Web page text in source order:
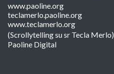
www.paoline.org
teclamerlo.paoline.org
www.teclamerlo.org
(Scrollytelling su sr Tecla Merlo)
Paoline Digital